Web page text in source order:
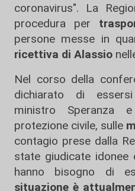
coronavirus". La
procedura per
persone messe in
ricettiva di Alassio
Nel corso della
dichiarato di
ministro
protezione civile, sulle
contagio prese dalla
state giudicate
hanno bisogno di
situazione è